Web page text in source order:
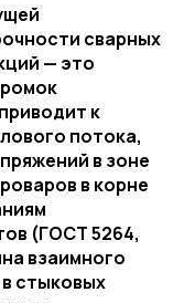
сварных
— это
к
потока,
в зоне
в корне
(ГОСТ 5264,
взаимного
стыковых